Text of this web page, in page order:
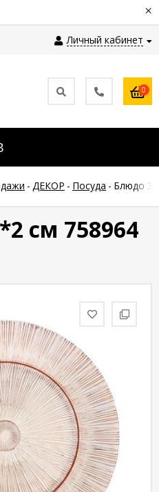
×
Личный кабинет
0
- ДЕКОР - Посуда - Блюдо
см 758964